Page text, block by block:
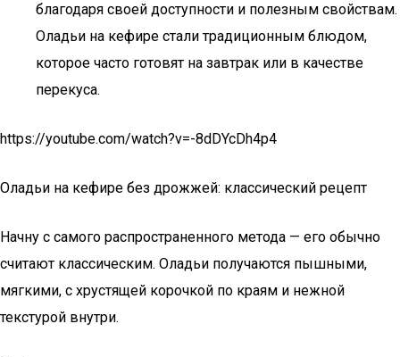
благодаря своей доступности и полезным свойствам.
Оладьи на кефире стали традиционным блюдом,
которое часто готовят на завтрак или в качестве
перекуса.
https://youtube.com/watch?v=-8dDYcDh4p4
Оладьи на кефире без дрожжей: классический рецепт
Начну с самого распространенного метода — его обычно
считают классическим. Оладьи получаются пышными,
мягкими, с хрустящей корочкой по краям и нежной
текстурой внутри.